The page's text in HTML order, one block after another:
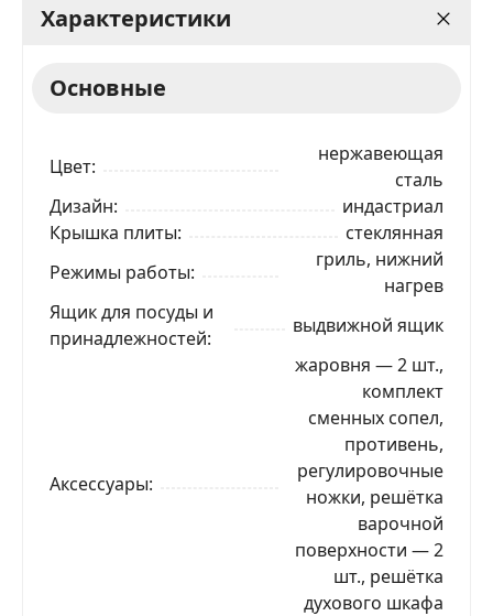
Характеристики
Основные
Цвет
нержавеющая
сталь
Дизайн
индастриал
Крышка плиты
стеклянная
Режимы работы
гриль, нижний
нагрев
Ящик для посуды и
принадлежностей
выдвижной ящик
Аксессуары
жаровня — 2 шт.,
комплект
сменных сопел,
противень,
регулировочные
ножки, решётка
варочной
поверхности — 2
шт., решётка
духового шкафа